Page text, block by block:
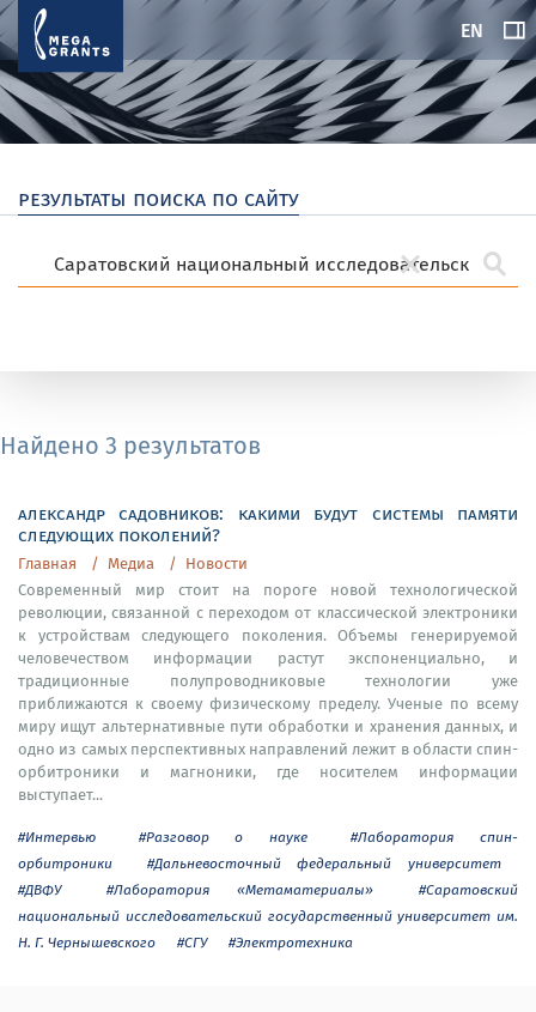
EN
результаты поиска по сайту
Найдено 3 результатов
александр садовников: какими будут системы памяти
следующих поколений?
Главная Медиа
Новости
Современный мир стоит на пороге новой технологической
революции, связанной с переходом от классической электроники
к устройствам следующего поколения. Объемы генерируемой
человечеством информации растут экспоненциально, и
традиционные полупроводниковые технологии уже
приближаются к своему физическому пределу. Ученые по всему
миру ищут альтернативные пути обработки и хранения данных, и
одно из самых перспективных направлений лежит в области спин-
орбитроники и магноники, где носителем информации
выступает...
#Интервью #Разговор о науке
#Лаборатория спин-
орбитроники
#Дальневосточный федеральный университет
#ДВФУ
#Лаборатория «Метаматериалы»
#Саратовский
национальный исследовательский государственный университет им.
Н. Г. Чернышевского
#СГУ #Электротехника